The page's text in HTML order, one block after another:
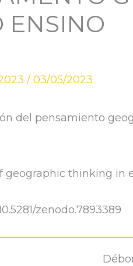
ENSINO
/03/05/2023
del pensamiento
thinking in
zenodo.7893389